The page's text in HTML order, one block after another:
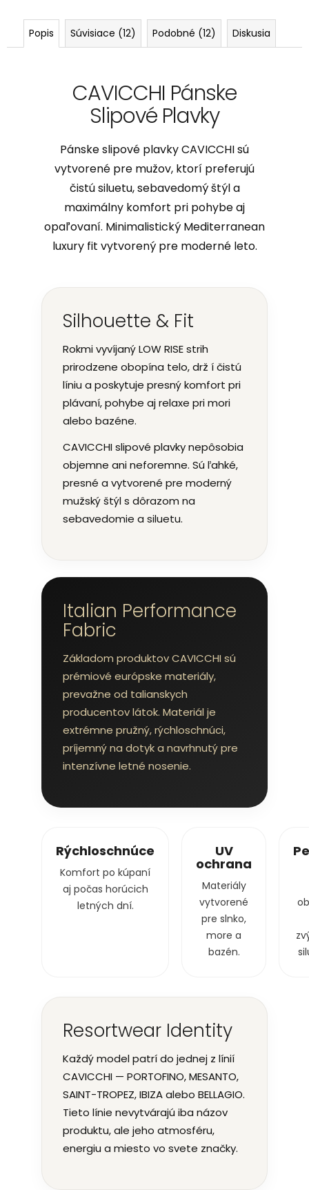
Popis Súvisiace (12) Podobné (12) Diskusia
CAVICCHI Pánske
Slipové Plavky
Pánske slipové plavky CAVICCHI sú
vytvorené pre mužov, ktorí preferujú
čistú siluetu, sebavedomý štýl a
maximálny komfort pri pohybe aj
opaľovaní. Minimalistický Mediterranean
luxury fit vytvorený pre moderné leto.
Silhouette & Fit
Rokmi vyvíjaný LOW RISE strih
prirodzene obopína telo, drž í čistú
líniu a poskytuje presný komfort pri
plávaní, pohybe aj relaxe pri mori
alebo bazéne.
CAVICCHI slipové plavky nepôsobia
objemne ani neforemne. Sú ľahké,
presné a vytvorené pre moderný
mužský štýl s dôrazom na
sebavedomie a siluetu.
Italian Performance
Fabric
Základom produktov CAVICCHI sú
prémiové európske materiály,
prevažne od talianskych
producentov látok. Materiál je
extrémne pružný, rýchloschnúci,
príjemný na dotyk a navrhnutý pre
intenzívne letné nosenie.
Rýchloschnúce
Komfort po kúpaní
aj počas horúcich
letných dní.
UV
ochrana
Materiály
vytvorené
pre slnko,
more a
bazén.
Resortwear Identity
Každý model patrí do jednej z línií
CAVICCHI — PORTOFINO, MESANTO,
SAINT-TROPEZ, IBIZA alebo BELLAGIO.
Tieto línie nevytvárajú iba názov
produktu, ale jeho atmosféru,
energiu a miesto vo svete značky.